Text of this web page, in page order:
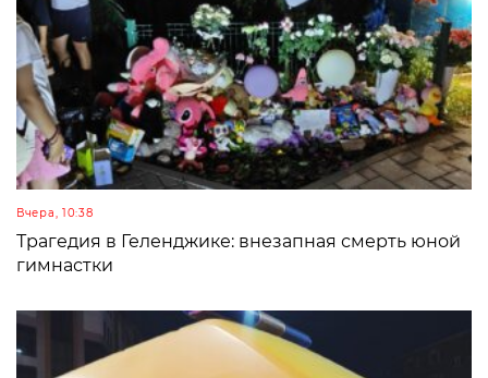
Вчера, 10:38
Трагедия в Геленджике: внезапная смерть юной
гимнастки